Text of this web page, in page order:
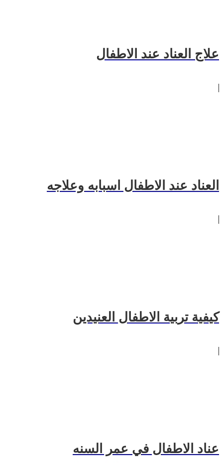
علاج العناد عند الاطفال
العناد عند الاطفال اسبابه وعلاجه
كيفية تربية الاطفال العنيدين
عناد الاطفال في عمر السنه